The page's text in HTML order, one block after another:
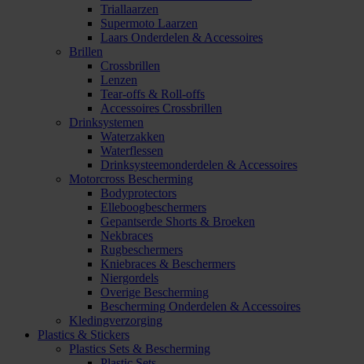
Triallaarzen
Supermoto Laarzen
Laars Onderdelen & Accessoires
Brillen
Crossbrillen
Lenzen
Tear-offs & Roll-offs
Accessoires Crossbrillen
Drinksystemen
Waterzakken
Waterflessen
Drinksysteemonderdelen & Accessoires
Motorcross Bescherming
Bodyprotectors
Elleboogbeschermers
Gepantserde Shorts & Broeken
Nekbraces
Rugbeschermers
Kniebraces & Beschermers
Niergordels
Overige Bescherming
Bescherming Onderdelen & Accessoires
Kledingverzorging
Plastics & Stickers
Plastics Sets & Bescherming